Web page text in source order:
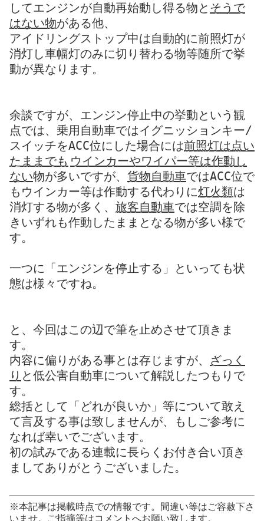
してエンジンが自動再始動し得る物と そうで
はない物がある他、
アイドリングストップ中は自動的に前照灯が
消灯し車幅灯のみに切り替わる物等随所で挙
動が異なります。
余談ですが、エンジン停止中の挙動という観
点では、乗用自動車ではイグニッションキー/
スイッチをACC位にした場合には前照灯は点い
たままでも ウインカーやワイパー等は作動し
ない物が多いですが、 貨物自動車ではACC位で
もウインカー等は作動する代わりに灯火類は
消灯する物が多く、 旅客自動車では空調を除
きいずれも作動したままとなる物が多い様で
す。
一つに「エンジンを停止する」といっても状
態は様々ですね。
と、今回はこの辺で筆を止めさせて頂きま
す。
内容に偏りがある事とは存じますが、 ざっく
り と低公害自動車について解説したつもりで
す。
総括として「どれが良いか」等について敢え
て言及する事は致しませんが、もしご参考に
なれば幸いでございます。
初の試みである連載に長らくお付き合い頂き
ましてありがとうございました。
※本記事は掲載時点での情報です。間違い等はご容赦下さ
いませ。ご指摘等はコメントへお願い致します。